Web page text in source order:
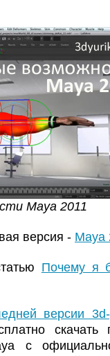
Maya 2011
версия - Maya
Почему я
версии
скачать
с